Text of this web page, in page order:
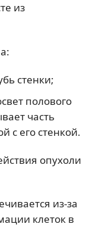
из
стенки;
полового
часть
с его стенкой.
опухоли
из-за
клеток в